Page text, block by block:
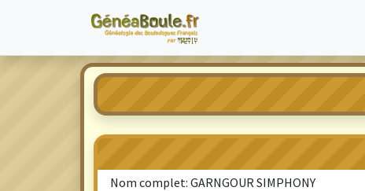
Nom complet: GARNGOUR SIMPHONY